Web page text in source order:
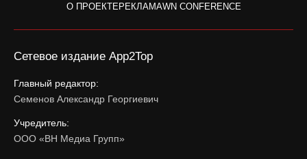
О ПРОЕКТЕРЕКЛАМАWN CONFERENCE
Сетевое издание App2Top
Главный редактор:
Семенов Александр Георгиевич
Учредитель:
ООО «ВН Медиа Групп»